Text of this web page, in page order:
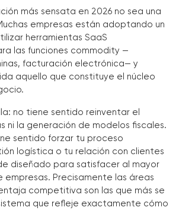
más sensata en 2026 no sea una
empresas están adoptando un
herramientas SaaS
las funciones commodity —
facturación electrónica— y
aquello que constituye el núcleo
no tiene sentido reinventar el
ni la generación de modelos fiscales.
sentido forzar tu proceso
logística o tu relación con clientes
diseñado para satisfacer al mayor
empresas. Precisamente las áreas
competitiva son las que más se
que refleje exactamente cómo